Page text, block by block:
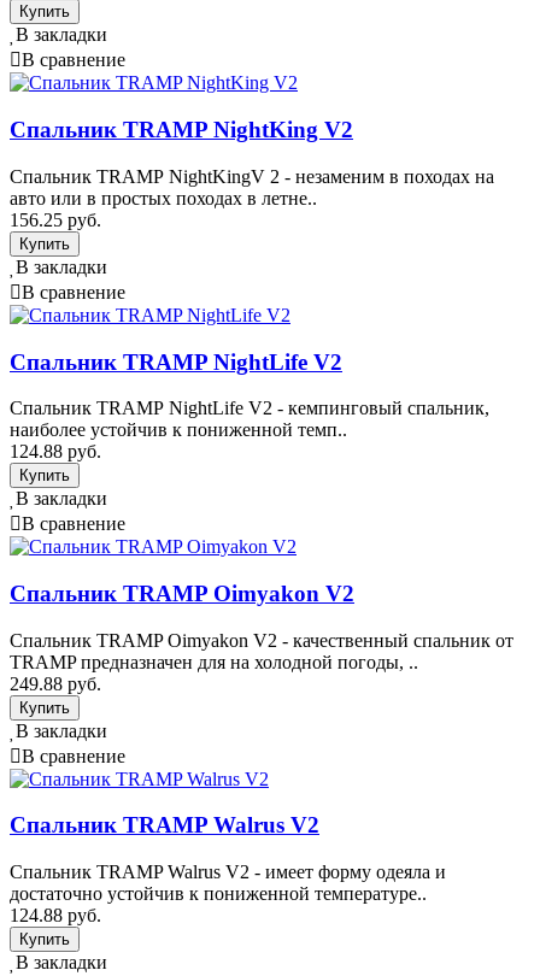
В закладки
В сравнение
Спальник TRAMP NightKing V2
Спальник TRAMP NightKingV 2 - незаменим в походах на
авто или в простых походах в летне..
156.25 руб.
В закладки
В сравнение
Спальник TRAMP NightLife V2
Спальник TRAMP NightLife V2 - кемпинговый спальник,
наиболее устойчив к пониженной темп..
124.88 руб.
В закладки
В сравнение
Спальник TRAMP Oimyakon V2
Спальник TRAMP Oimyakon V2 - качественный спальник от
TRAMP предназначен для на холодной погоды, ..
249.88 руб.
В закладки
В сравнение
Спальник TRAMP Walrus V2
Спальник TRAMP Walrus V2 - имеет форму одеяла и
достаточно устойчив к пониженной температуре..
124.88 руб.
В закладки